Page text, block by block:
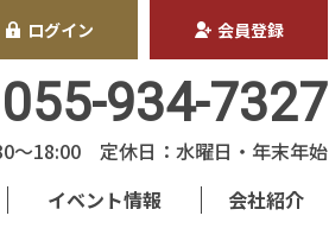
ログイン 会員登録
055-934-7327
〜18:00 定休日：水曜日・年末年始
イベント情報 会社紹介